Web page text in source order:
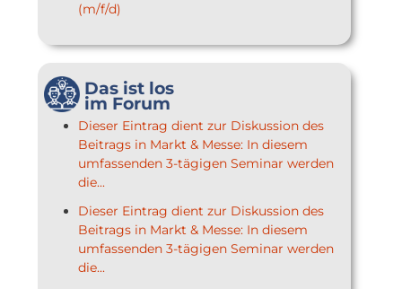
(m/f/d)
Das ist los
im Forum
Dieser Eintrag dient zur Diskussion des
Beitrags in Markt & Messe: In diesem
umfassenden 3-tägigen Seminar werden
die...
Dieser Eintrag dient zur Diskussion des
Beitrags in Markt & Messe: In diesem
umfassenden 3-tägigen Seminar werden
die...